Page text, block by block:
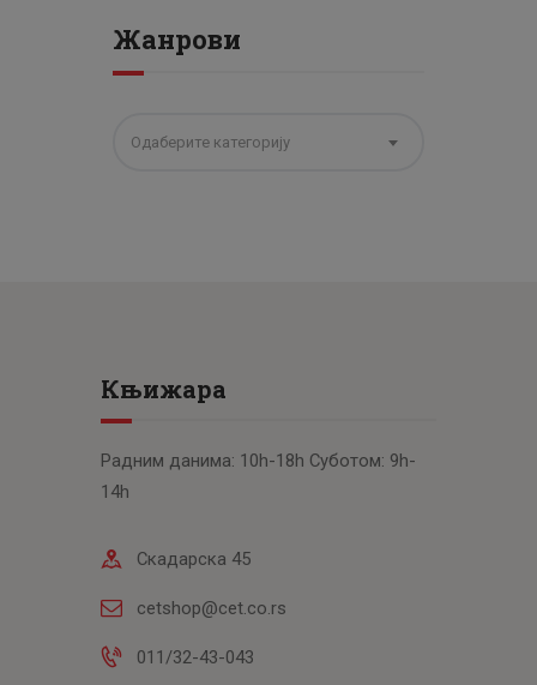
Жанрови
Одаберите категорију
Књижара
Радним данима: 10h-18h Суботом: 9h-
14h
Скадарска 45
cetshop@cet.co.rs
011/32-43-043